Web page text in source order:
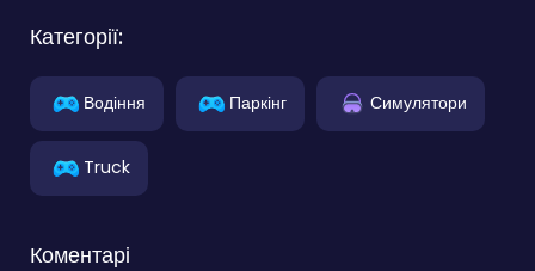
Категорії:
Водіння Паркінг Симулятори
Truck
Коментарі